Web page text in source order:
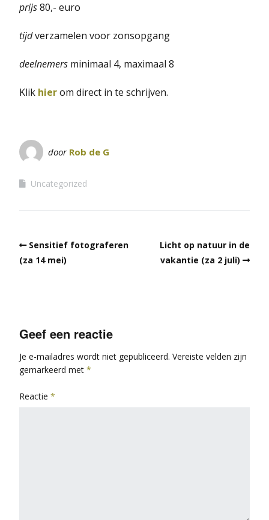
prijs80,- euro
tijdverzamelen voor zonsopgang
deelnemers minimaal 4, maximaal 8
Klik hierom direct in te schrijven.
door Rob de G
Uncategorized
Sensitief fotograferen
(za 14 mei)
Licht op natuur in de
vakantie (za 2 juli)
Geef een reactie
Je e-mailadres wordt niet gepubliceerd. Vereiste velden zijn
gemarkeerd met *
Reactie *